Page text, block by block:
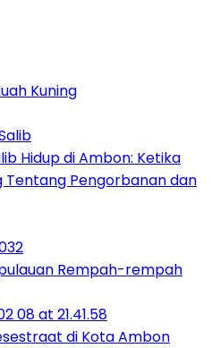
Kuning
Hidup di Ambon: Ketika
Tentang Pengorbanan dan
Rempah-rempah
di Kota Ambon